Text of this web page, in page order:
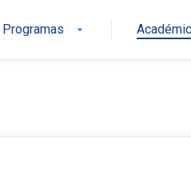
Programas arrow_drop_down